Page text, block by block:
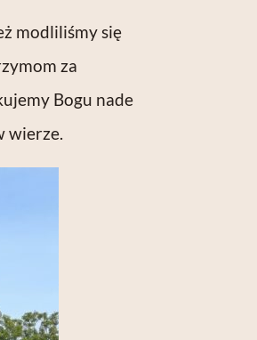
modliliśmy się
za
Bogu nade
wierze.